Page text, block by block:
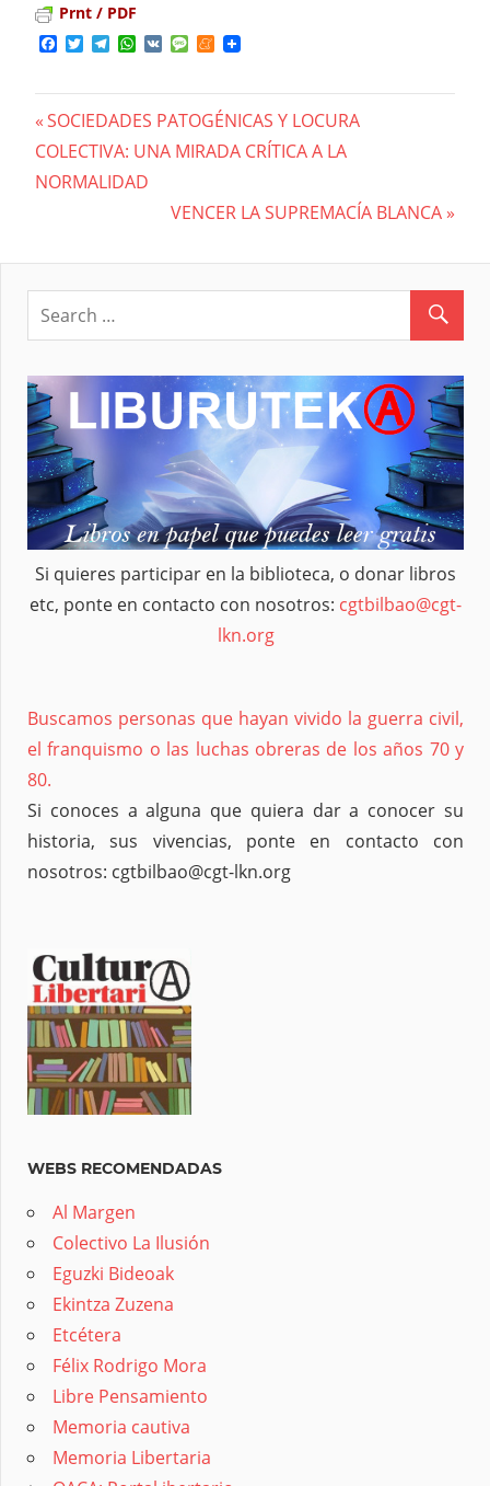
Prnt / PDF
Facebook
TwitterTelegram
WhatsApp
VK MessageMeneame
Navegación
de
Previous
Post:
SOCIEDADES PATOGÉNICAS Y LOCURA
COLECTIVA: UNA MIRADA CRÍTICA A LA
NORMALIDAD
Next
VENCER LA SUPREMACÍA BLANCA
Si quieres participar en la biblioteca, o donar libros
etc, ponte en contacto con nosotros: cgtbilbao@cgt-
lkn.org
Buscamos personas que hayan vivido la guerra civil,
el franquismo o las luchas obreras de los años 70 y
80.
Si conoces a alguna que quiera dar a conocer su
historia, sus vivencias, ponte en contacto con
nosotros: cgtbilbao@cgt-lkn.org
WEBS RECOMENDADAS
Al Margen
Colectivo La Ilusión
Eguzki Bideoak
Ekintza Zuzena
Etcétera
Félix Rodrigo Mora
Libre Pensamiento
Memoria cautiva
Memoria Libertaria